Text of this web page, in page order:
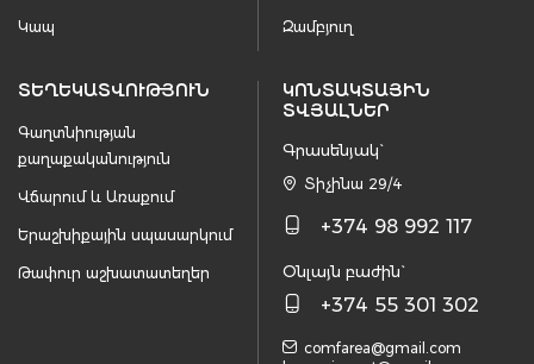
Կապ Զամբյուղ
ՏԵՂԵԿԱՏՎՈՒԹՅՈՒՆ
Գաղտնիության
քաղաքականություն
Վճարում և Առաքում
Երաշխիքային սպասարկում
Թափուր աշխատատեղեր
ԿՈՆՏԱԿՏԱՅԻՆ
ՏՎՅԱԼՆԵՐ
Գրասենյակ`
Տիչինա 29/4
+374 98 992 117
Օնլայն բաժին`
+374 55 301 302
comfarea@gmail.com